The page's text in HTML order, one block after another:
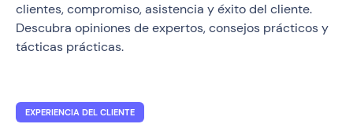
clientes, compromiso, asistencia y éxito del cliente.
Descubra opiniones de expertos, consejos prácticos y
tácticas prácticas.
EXPERIENCIA DEL CLIENTE